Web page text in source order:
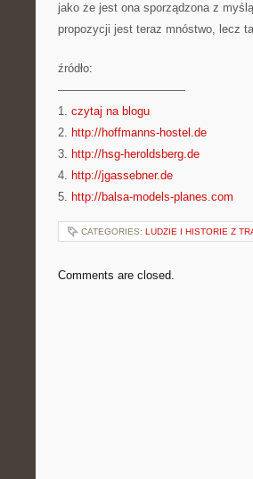
jako że jest ona sporządzona z
propozycji jest teraz mnóstwo, lecz
źródło:
———————————
1. czytaj na blogu
2. http://hoffmanns-hostel.de
3. http://hsg-heroldsberg.de
4. http://jgassebner.de
5. http://balsa-models-planes.com
CATEGORIES: LUDZIE I HISTORIE Z
Comments are closed.